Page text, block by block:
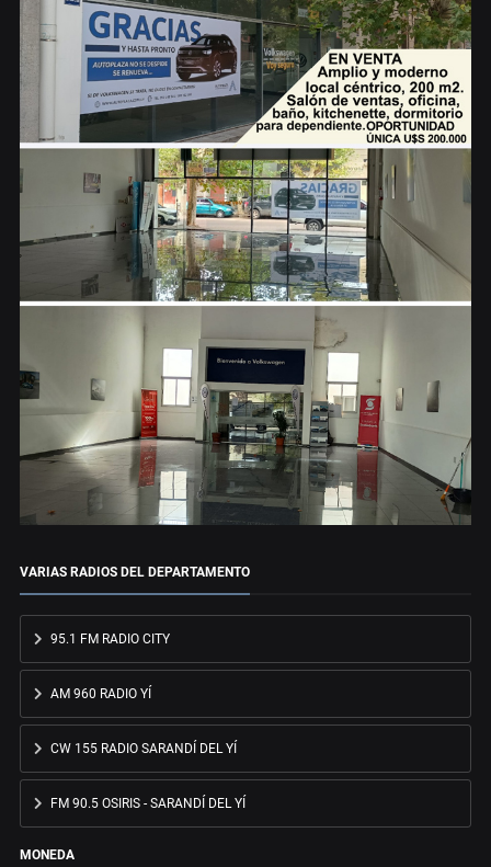
VARIAS RADIOS DEL DEPARTAMENTO
95.1 FM RADIO CITY
AM 960 RADIO YÍ
CW 155 RADIO SARANDÍ DEL YÍ
FM 90.5 OSIRIS - SARANDÍ DEL YÍ
MONEDA